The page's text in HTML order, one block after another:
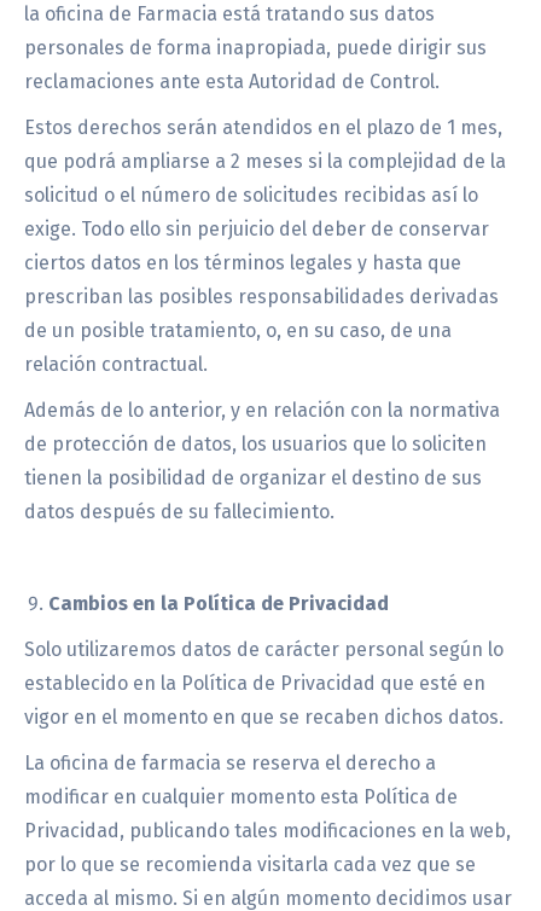
la oficina de Farmacia está tratando sus datos
personales de forma inapropiada, puede dirigir sus
reclamaciones ante esta Autoridad de Control.
Estos derechos serán atendidos en el plazo de 1 mes,
que podrá ampliarse a 2 meses si la complejidad de la
solicitud o el número de solicitudes recibidas así lo
exige. Todo ello sin perjuicio del deber de conservar
ciertos datos en los términos legales y hasta que
prescriban las posibles responsabilidades derivadas
de un posible tratamiento, o, en su caso, de una
relación contractual.
Además de lo anterior, y en relación con la normativa
de protección de datos, los usuarios que lo soliciten
tienen la posibilidad de organizar el destino de sus
datos después de su fallecimiento.
Cambios en la Política de Privacidad
Solo utilizaremos datos de carácter personal según lo
establecido en la Política de Privacidad que esté en
vigor en el momento en que se recaben dichos datos.
La oficina de farmacia se reserva el derecho a
modificar en cualquier momento esta Política de
Privacidad, publicando tales modificaciones en la web,
por lo que se recomienda visitarla cada vez que se
acceda al mismo. Si en algún momento decidimos usar